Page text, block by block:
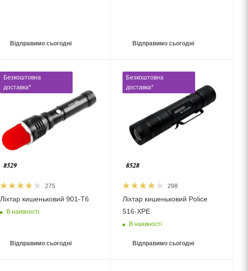
Відправимо сьогодні Відправимо сьогодні
Безкоштовна
доставка*
275
Ліхтар кишеньковий 901-T6
В наявності
Відправимо сьогодні
Безкоштовна
доставка*
298
Ліхтар кишеньковий Police
516-XPE
В наявності
Відправимо сьогодні